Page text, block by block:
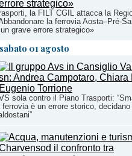
la FILT CGIL attacca la
la ferrovia Aosta–Pré-
grave errore strategico»
sabato 01 agosto
sola contro il Piano Trasporti:
ferrovia è un errore storico, decidano